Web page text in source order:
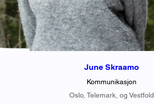
June Skraamo
Kommunikasjon
Oslo, Telemark, og Vestfold